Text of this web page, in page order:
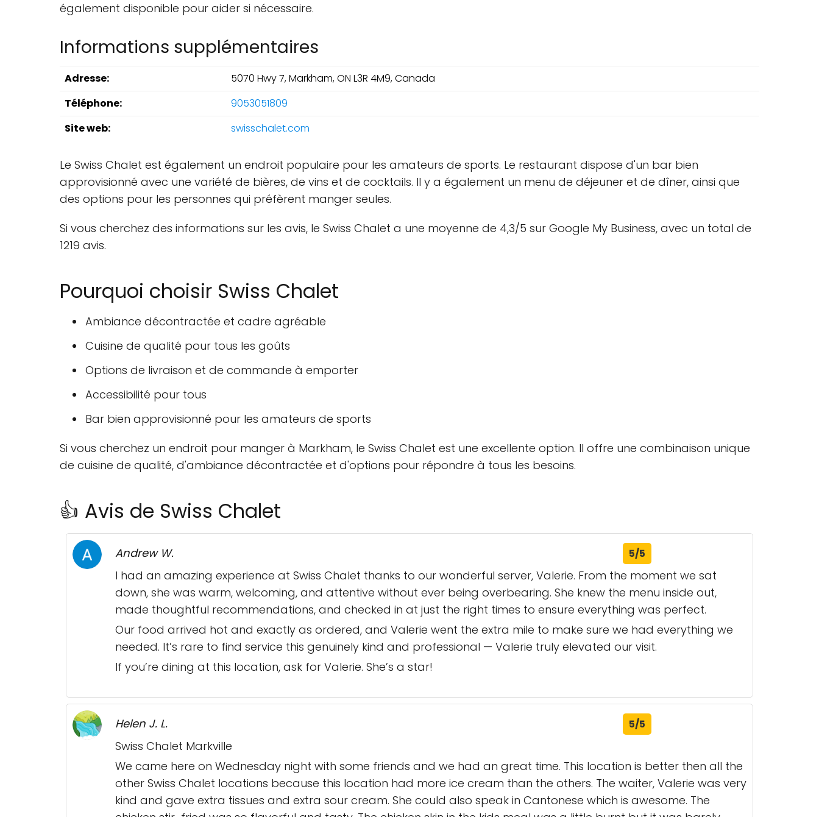
également disponible pour aider si nécessaire.
Informations supplémentaires
Adresse:
5070 Hwy 7, Markham, ON L3R 4M9, Canada
Téléphone:
9053051809
Site web:
swisschalet.com
Le Swiss Chalet est également un endroit populaire pour les amateurs de sports. Le restaurant dispose d'un bar bien
approvisionné avec une variété de bières, de vins et de cocktails. Il y a également un menu de déjeuner et de dîner, ainsi que
des options pour les personnes qui préfèrent manger seules.
Si vous cherchez des informations sur les avis, le Swiss Chalet a une moyenne de 4,3/5 sur Google My Business, avec un total de
1219 avis.
Pourquoi choisir Swiss Chalet
Ambiance décontractée et cadre agréable
Cuisine de qualité pour tous les goûts
Options de livraison et de commande à emporter
Accessibilité pour tous
Bar bien approvisionné pour les amateurs de sports
Si vous cherchez un endroit pour manger à Markham, le Swiss Chalet est une excellente option. Il offre une combinaison unique
de cuisine de qualité, d'ambiance décontractée et d'options pour répondre à tous les besoins.
👍 Avis de Swiss Chalet
Andrew W. 5/5
I had an amazing experience at Swiss Chalet thanks to our wonderful server, Valerie. From the moment we sat
down, she was warm, welcoming, and attentive without ever being overbearing. She knew the menu inside out,
made thoughtful recommendations, and checked in at just the right times to ensure everything was perfect.
Our food arrived hot and exactly as ordered, and Valerie went the extra mile to make sure we had everything we
needed. It’s rare to find service this genuinely kind and professional — Valerie truly elevated our visit.
If you’re dining at this location, ask for Valerie. She’s a star!
Helen J. L. 5/5
Swiss Chalet Markville
We came here on Wednesday night with some friends and we had an great time. This location is better then all the
other Swiss Chalet locations because this location had more ice cream than the others. The waiter, Valerie was very
kind and gave extra tissues and extra sour cream. She could also speak in Cantonese which is awesome. The